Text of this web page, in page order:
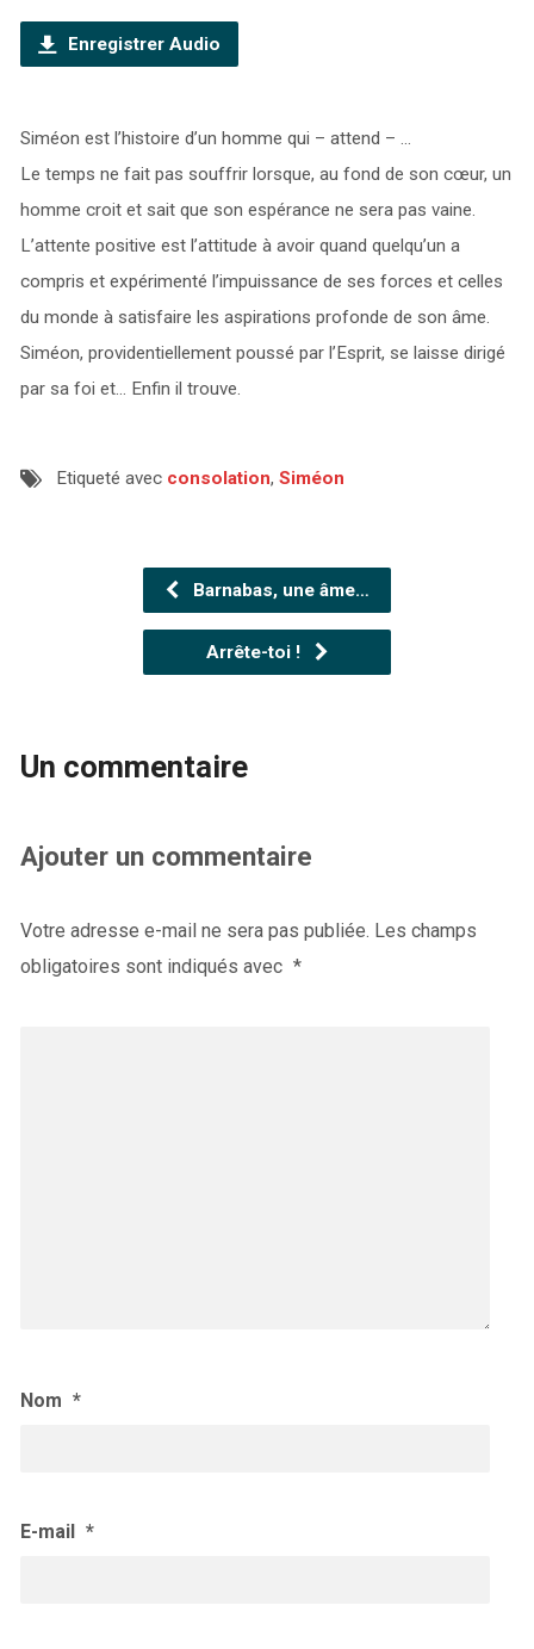
Enregistrer Audio
Siméon est l’histoire d’un homme qui – attend – …
Le temps ne fait pas souffrir lorsque, au fond de son cœur, un
homme croit et sait que son espérance ne sera pas vaine.
L’attente positive est l’attitude à avoir quand quelqu’un a
compris et expérimenté l’impuissance de ses forces et celles
du monde à satisfaire les aspirations profonde de son âme.
Siméon, providentiellement poussé par l’Esprit, se laisse dirigé
par sa foi et… Enfin il trouve.
Etiqueté avec consolation, Siméon
Barnabas, une âme…
Arrête-toi !
Un commentaire
Ajouter un commentaire
Votre adresse e-mail ne sera pas publiée. Les champs
obligatoires sont indiqués avec *
Nom *
E-mail *